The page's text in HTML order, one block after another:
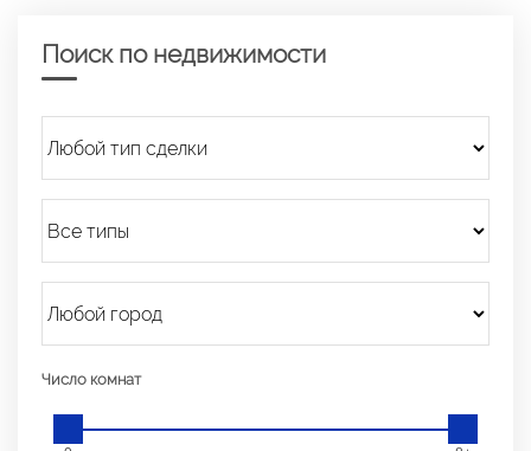
Поиск по недвижимости
Число комнат